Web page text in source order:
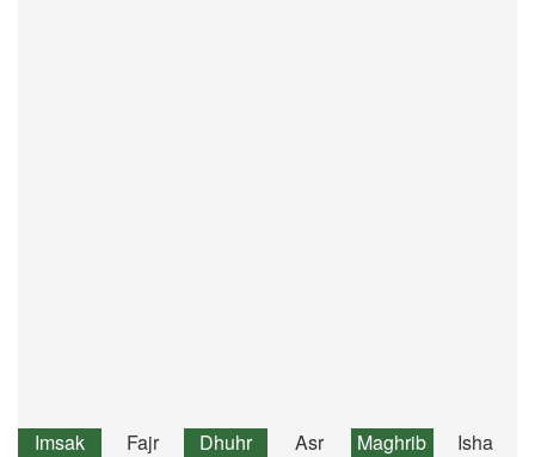
Imsak Fajr Dhuhr Asr Maghrib Isha